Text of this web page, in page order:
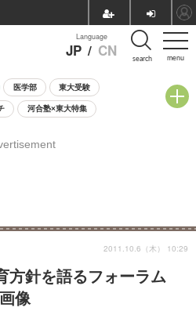
menu
Language
JP / CN search
医学部 東大受験
河合塾×東大特集
校説明会・相談会
方針を語るフォーラム
像
2011.10.6（木） 10:29